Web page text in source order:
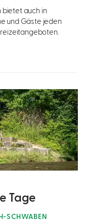
bietet auch in
und Gäste jeden
Tage
SCHWABEN